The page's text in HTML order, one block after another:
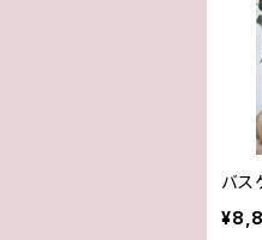
バス